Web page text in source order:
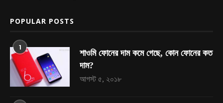
POPULAR POSTS
1
শাওমি ফোনের দাম কমে গেছে, কোন ফোনের কত
দাম?
আগস্ট ৫, ২০১৮